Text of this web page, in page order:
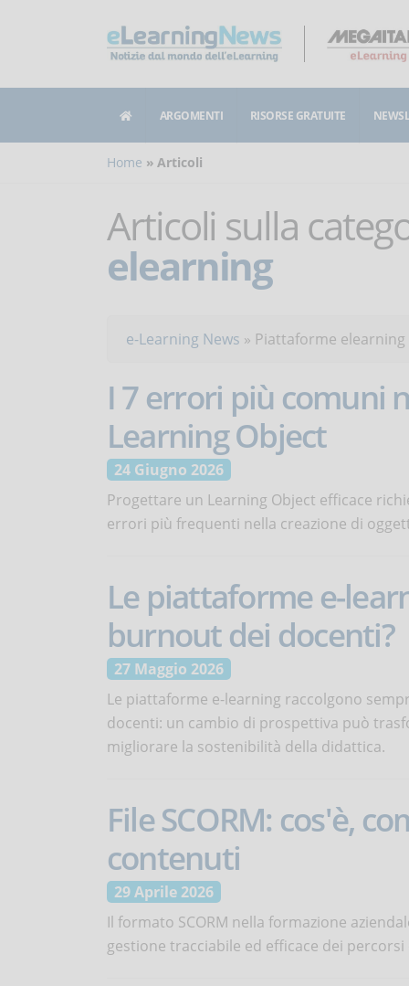
ARGOMENTI RISORSE GRATUITE
Home Articoli
Articoli sulla
elearning
e-Learning News » Piattaforme elearning
I 7 errori più comuni
Learning Object
24 Giugno 2026
Progettare un Learning Object efficace
errori più frequenti nella creazione di
Le piattaforme e-
burnout dei docenti?
27 Maggio 2026
Le piattaforme e-learning raccolgono
docenti: un cambio di prospettiva può
migliorare la sostenibilità della didattica.
File SCORM: cos'è,
contenuti
29 Aprile 2026
Il formato SCORM nella formazione
gestione tracciabile ed efficace dei percorsi